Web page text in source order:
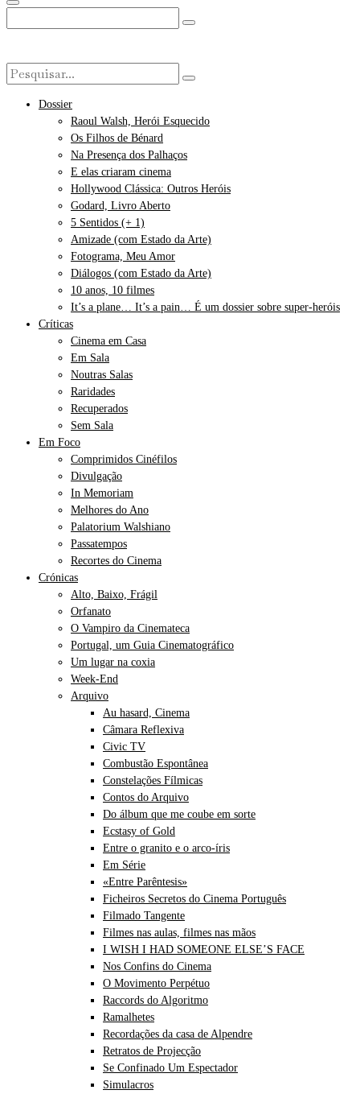
Dossier
Raoul Walsh, Herói Esquecido
Os Filhos de Bénard
Na Presença dos Palhaços
E elas criaram cinema
Hollywood Clássica: Outros Heróis
Godard, Livro Aberto
5 Sentidos (+ 1)
Amizade (com Estado da Arte)
Fotograma, Meu Amor
Diálogos (com Estado da Arte)
10 anos, 10 filmes
It’s a plane… It’s a pain… É um dossier sobre super-heróis
Críticas
Cinema em Casa
Em Sala
Noutras Salas
Raridades
Recuperados
Sem Sala
Em Foco
Comprimidos Cinéfilos
Divulgação
In Memoriam
Melhores do Ano
Palatorium Walshiano
Passatempos
Recortes do Cinema
Crónicas
Alto, Baixo, Frágil
Orfanato
O Vampiro da Cinemateca
Portugal, um Guia Cinematográfico
Um lugar na coxia
Week-End
Arquivo
Au hasard, Cinema
Câmara Reflexiva
Civic TV
Combustão Espontânea
Constelações Fílmicas
Contos do Arquivo
Do álbum que me coube em sorte
Ecstasy of Gold
Entre o granito e o arco-íris
Em Série
«Entre Parêntesis»
Ficheiros Secretos do Cinema Português
Filmado Tangente
Filmes nas aulas, filmes nas mãos
I WISH I HAD SOMEONE ELSE’S FACE
Nos Confins do Cinema
O Movimento Perpétuo
Raccords do Algoritmo
Ramalhetes
Recordações da casa de Alpendre
Retratos de Projecção
Se Confinado Um Espectador
Simulacros